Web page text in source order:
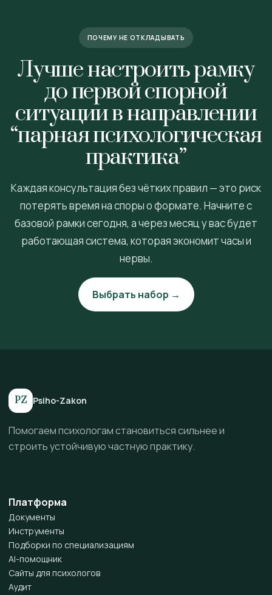
ПОЧЕМУ НЕ ОТКЛАДЫВАТЬ
Лучше настроить рамку
до первой спорной
ситуации в направлении
“парная психологическая
практика”
Каждая консультация без чётких правил — это риск
потерять время на споры о формате. Начните с
базовой рамки сегодня, а через месяц у вас будет
работающая система, которая экономит часы и
нервы.
Выбрать набор →
PZ Psiho-Zakon
Помогаем психологам становиться сильнее и
строить устойчивую частную практику.
Платформа
Документы
Инструменты
Подборки по специализациям
AI-помощник
Сайты для психологов
Аудит